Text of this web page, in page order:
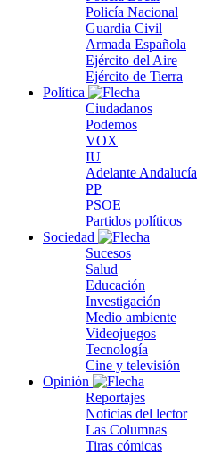
Policía Nacional
Guardia Civil
Armada Española
Ejército del Aire
Ejército de Tierra
Política
Ciudadanos
Podemos
VOX
IU
Adelante Andalucía
PP
PSOE
Partidos políticos
Sociedad
Sucesos
Salud
Educación
Investigación
Medio ambiente
Videojuegos
Tecnología
Cine y televisión
Opinión
Reportajes
Noticias del lector
Las Columnas
Tiras cómicas